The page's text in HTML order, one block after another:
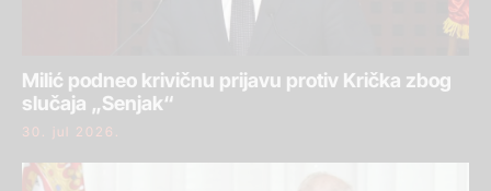
Milić podneo krivičnu prijavu protiv Krička zbog
slučaja „Senjak“
30. jul 2026.